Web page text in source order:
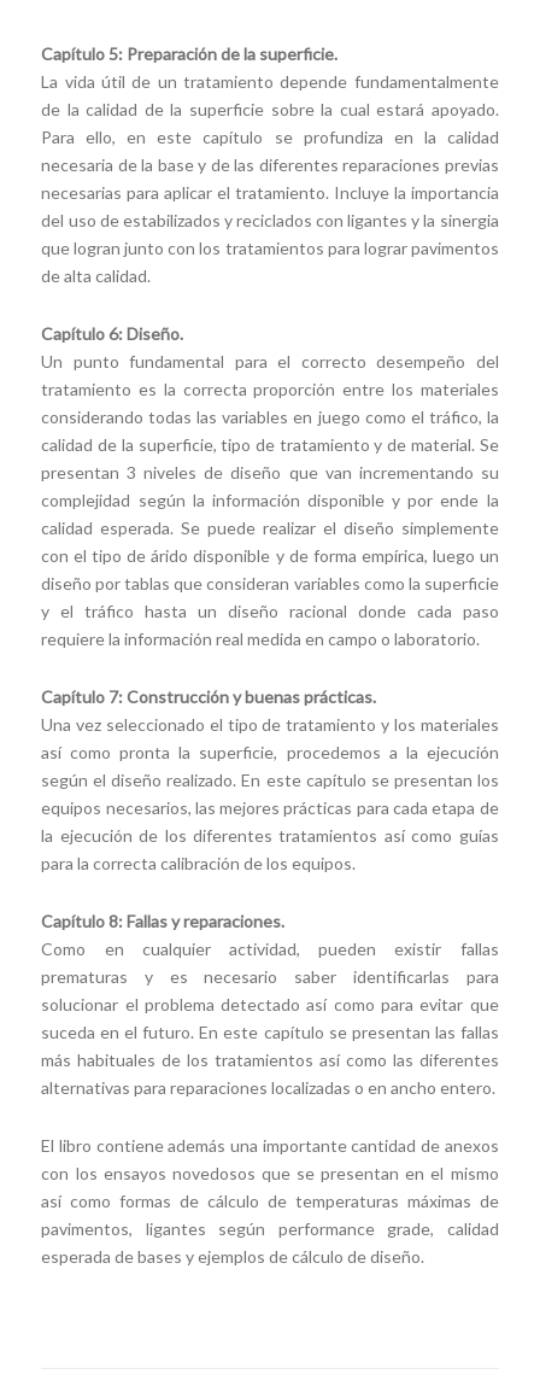
Capítulo 5: Preparación de la superficie.
La vida útil de un tratamiento depende fundamentalmente
de la calidad de la superficie sobre la cual estará apoyado.
Para ello, en este capítulo se profundiza en la calidad
necesaria de la base y de las diferentes reparaciones previas
necesarias para aplicar el tratamiento. Incluye la importancia
del uso de estabilizados y reciclados con ligantes y la sinergia
que logran junto con los tratamientos para lograr pavimentos
de alta calidad.
Capítulo 6: Diseño.
Un punto fundamental para el correcto desempeño del
tratamiento es la correcta proporción entre los materiales
considerando todas las variables en juego como el tráfico, la
calidad de la superficie, tipo de tratamiento y de material. Se
presentan 3 niveles de diseño que van incrementando su
complejidad según la información disponible y por ende la
calidad esperada. Se puede realizar el diseño simplemente
con el tipo de árido disponible y de forma empírica, luego un
diseño por tablas que consideran variables como la superficie
y el tráfico hasta un diseño racional donde cada paso
requiere la información real medida en campo o laboratorio.
Capítulo 7: Construcción y buenas prácticas.
Una vez seleccionado el tipo de tratamiento y los materiales
así como pronta la superficie, procedemos a la ejecución
según el diseño realizado. En este capítulo se presentan los
equipos necesarios, las mejores prácticas para cada etapa de
la ejecución de los diferentes tratamientos así como guías
para la correcta calibración de los equipos.
Capítulo 8: Fallas y reparaciones.
Como en cualquier actividad, pueden existir fallas
prematuras y es necesario saber identificarlas para
solucionar el problema detectado así como para evitar que
suceda en el futuro. En este capítulo se presentan las fallas
más habituales de los tratamientos así como las diferentes
alternativas para reparaciones localizadas o en ancho entero.
El libro contiene además una importante cantidad de anexos
con los ensayos novedosos que se presentan en el mismo
así como formas de cálculo de temperaturas máximas de
pavimentos, ligantes según performance grade, calidad
esperada de bases y ejemplos de cálculo de diseño.